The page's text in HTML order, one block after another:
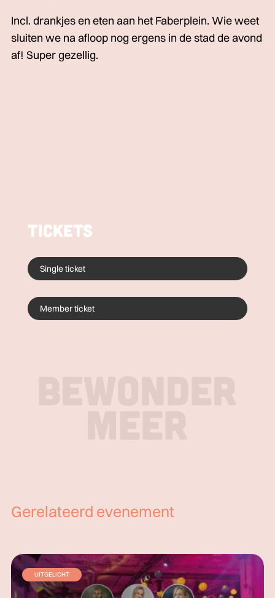
Incl. drankjes en eten aan het Faberplein. Wie weet
sluiten we na afloop nog ergens in de stad de avond
af! Super gezellig.
Tickets
Single ticket
Member ticket
Gerelateerd evenement
UITGELICHT